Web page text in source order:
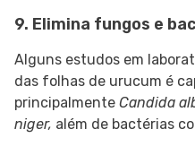
9. Elimina fungos e
Alguns estudos em
das folhas de urucum é
principalmente Candida
niger, além de bactérias